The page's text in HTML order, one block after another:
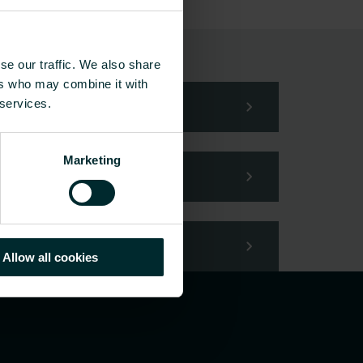
our traffic. We also share
who may combine it with
Marketing
Allow all cookies
förfrågan.